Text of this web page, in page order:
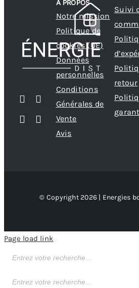
A PROPOS
Notre mission
Politique de
cookies (UE)
Données
personnelles
Conditions
Générales de
Vente
Avis
Suivi
retour
© Copyright 2026 | Energies
Page load link
de
de